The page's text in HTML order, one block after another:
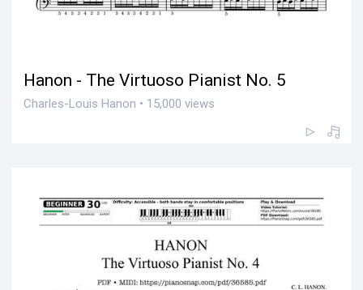
Hanon - The Virtuoso Pianist No. 5
Charles-Louis Hanon • 15,000 views